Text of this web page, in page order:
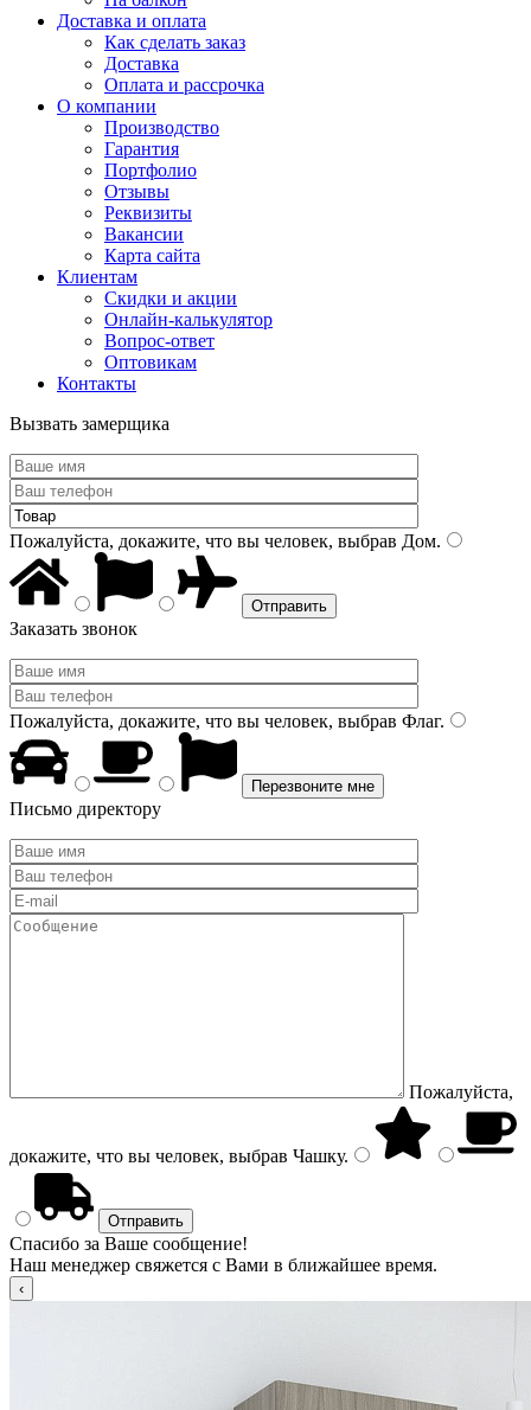
Доставка и оплата
Как сделать заказ
Доставка
Оплата и рассрочка
О компании
Производство
Гарантия
Портфолио
Отзывы
Реквизиты
Вакансии
Карта сайта
Клиентам
Скидки и акции
Онлайн-калькулятор
Вопрос-ответ
Оптовикам
Контакты
Вызвать замерщика
Пожалуйста, докажите, что вы человек, выбрав Дом.
Заказать звонок
Пожалуйста, докажите, что вы человек, выбрав Флаг.
Письмо директору
Пожалуйста,
докажите, что вы человек, выбрав Чашку.
Спасибо за Ваше сообщение!
Наш менеджер свяжется с Вами в ближайшее время.